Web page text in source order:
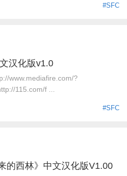
#SFC
汉化版v1.0
www.mediafire.com/?
115.com/f ...
#SFC
的西林》中文汉化版V1.00